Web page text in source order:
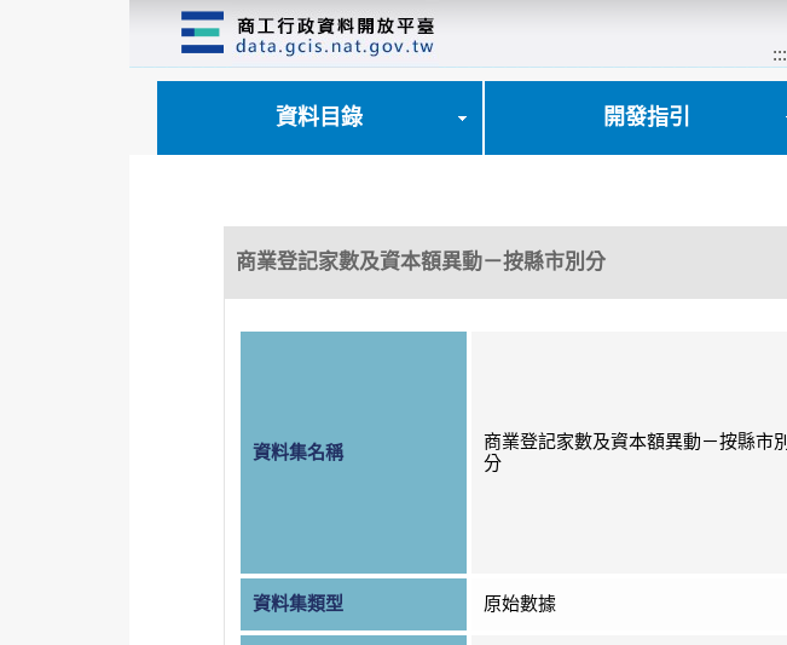
:::
資料目錄 開發指引
商業登記家數及資本額異動－按縣市別分
資料集名稱
商業登記家數及資本額異動－按縣市別
分
資料集類型 原始數據